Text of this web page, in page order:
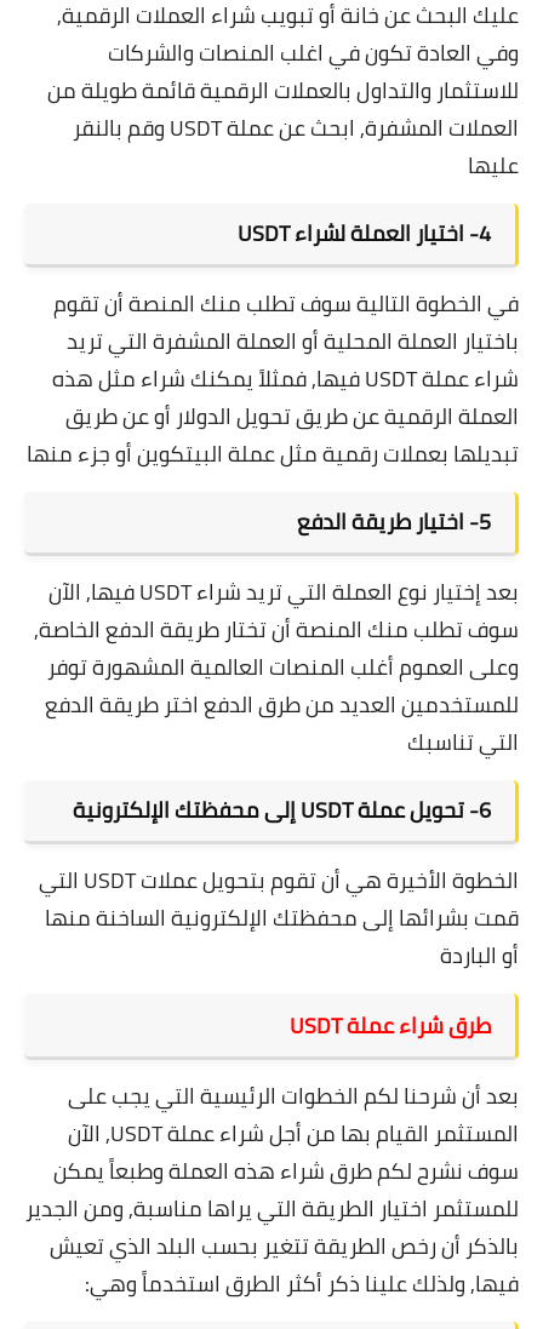
عليك البحث عن خانة أو تبويب شراء العملات الرقمية,
وفي العادة تكون في اغلب المنصات والشركات
للاستثمار والتداول بالعملات الرقمية قائمة طويلة من
العملات المشفرة, ابحث عن عملة USDT وقم بالنقر
عليها
4- اختيار العملة لشراءUSDT
في الخطوة التالية سوف تطلب منك المنصة أن تقوم
باختيار العملة المحلية أو العملة المشفرة التي تريد
شراء عملة USDT فيها, فمثلاً يمكنك شراء مثل هذه
العملة الرقمية عن طريق تحويل الدولار أو عن طريق
تبديلها بعملات رقمية مثلعملة البيتكوينأو جزء منها
5- اختيار طريقة الدفع
بعد إختيار نوع العملة التي تريد شراء USDT فيها, الآن
سوف تطلب منك المنصة أن تختار طريقة الدفع الخاصة,
وعلى العموم أغلب المنصات العالمية المشهورة توفر
للمستخدمين العديد من طرق الدفع اختر طريقة الدفع
التي تناسبك
6- تحويل عملة USDT
إلى محفظتك الإلكترونية
الخطوة الأخيرة هي أن تقوم بتحويل عملات USDT التي
قمت بشرائها إلى محفظتك الإلكترونية الساخنة منها
أو الباردة
طرق شراء عملة USDT
بعد أن شرحنا لكم الخطوات الرئيسية التي يجب على
المستثمر القيام بها من أجل شراء عملة USDT, الآن
سوف نشرح لكم طرق شراء هذه العملة وطبعاً يمكن
للمستثمر اختيار الطريقة التي يراها مناسبة, ومن الجدير
بالذكر أن رخص الطريقة تتغير بحسب البلد الذي تعيش
فيها, ولذلك علينا ذكر أكثر الطرق استخدماً وهي: